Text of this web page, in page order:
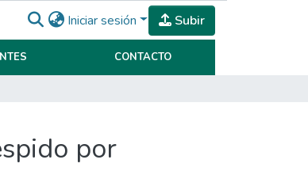
Iniciar sesión Subir
CONTACTO
por